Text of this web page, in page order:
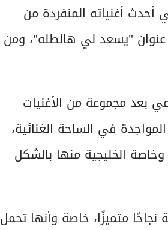
أحدث أغنياته المنفردة من
عنوان "يسعد لي هالطله"، ومن
بعد مجموعة من الأغنيات
في الساحة الغنائية،
الخليجية منها بالشكل
نجاحًا متميزًا، خاصة وأنها تحمل